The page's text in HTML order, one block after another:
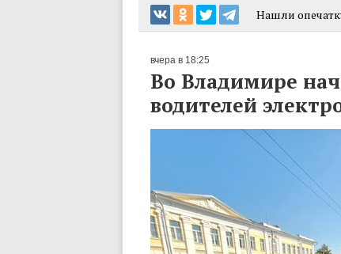
Нашли
вчера в 18:25
Во Владимире
водителей